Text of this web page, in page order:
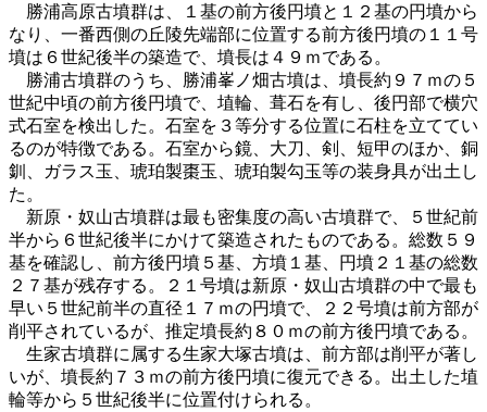
勝浦高原古墳群は、１基の前方後円墳と１２基の円墳から
なり、一番西側の丘陵先端部に位置する前方後円墳の１１号
墳は６世紀後半の築造で、墳長は４９ｍである。
勝浦古墳群のうち、勝浦峯ノ畑古墳は、墳長約９７ｍの５
世紀中頃の前方後円墳で、埴輪、葺石を有し、後円部で横穴
式石室を検出した。石室を３等分する位置に石柱を立ててい
るのが特徴である。石室から鏡、大刀、剣、短甲のほか、銅
釧、ガラス玉、琥珀製棗玉、琥珀製勾玉等の装身具が出土し
た。
新原・奴山古墳群は最も密集度の高い古墳群で、５世紀前
半から６世紀後半にかけて築造されたものである。総数５９
基を確認し、前方後円墳５基、方墳１基、円墳２１基の総数
２７基が残存する。２１号墳は新原・奴山古墳群の中で最も
早い５世紀前半の直径１７ｍの円墳で、２２号墳は前方部が
削平されているが、推定墳長約８０ｍの前方後円墳である。
生家古墳群に属する生家大塚古墳は、前方部は削平が著し
いが、墳長約７３ｍの前方後円墳に復元できる。出土した埴
輪等から５世紀後半に位置付けられる。